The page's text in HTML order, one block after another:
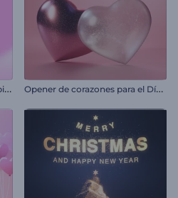
O
pener flecha de amor de Cupido O
pener de corazones para el Día de San Valentín